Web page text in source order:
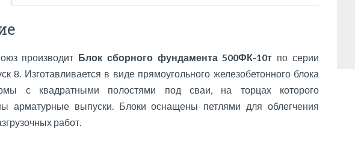
производит Блок сборного фундамента 500ФК-10т по серии
8. Изготавливается в виде прямоугольного железобетонного блока
с квадратными полостями под сваи, на торцах которого
арматурные выпуски. Блоки оснащены петлями для облегчения
работ.